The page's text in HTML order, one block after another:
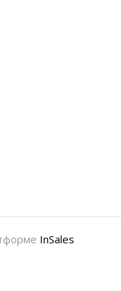
InSales